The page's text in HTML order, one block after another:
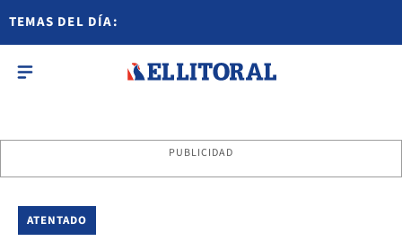
TEMAS DEL DÍA:
PUBLICIDAD
ATENTADO